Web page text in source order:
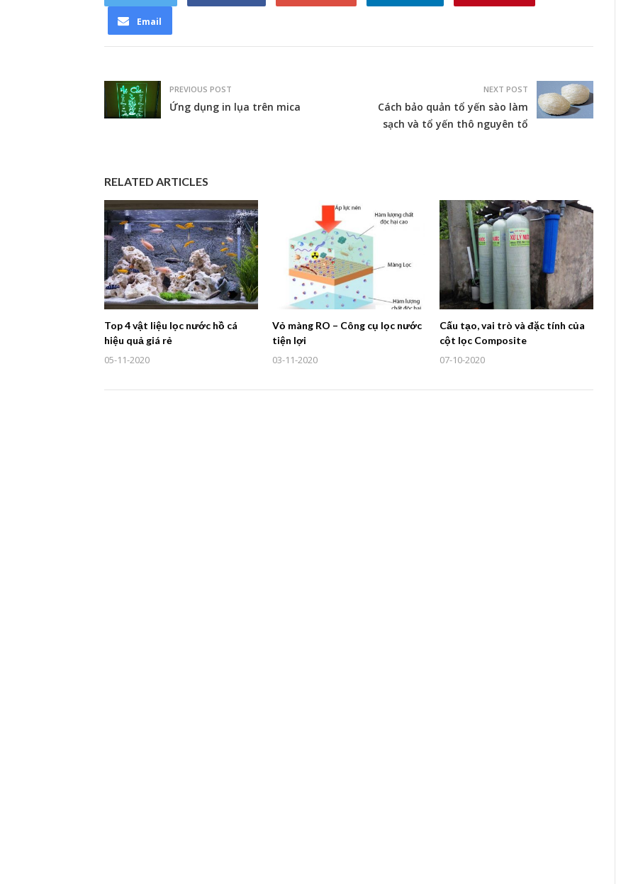
Email
PREVIOUS POST
Ứng dụng in lụa trên mica
NEXT POST
Cách bảo quản tổ yến sào làm
sạch và tổ yến thô nguyên tổ
RELATED ARTICLES
Top 4 vật liệu lọc nước hồ cá
hiệu quả giá rẻ
05-11-2020
Vỏ màng RO – Công cụ lọc nước
tiện lợi
03-11-2020
Cấu tạo, vai trò và đặc tính của
cột lọc Composite
07-10-2020